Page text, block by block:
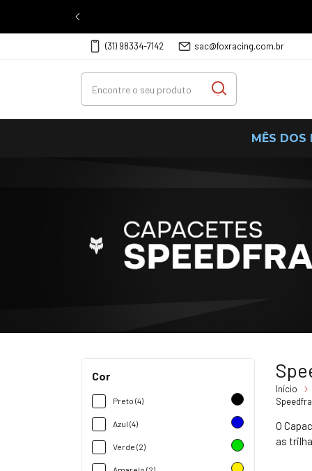
(31) 98334-7142 sac@foxracing.com.br
MÊS DOS
Cor
Preto (4)
Azul (4)
Verde (2)
Início
O
as